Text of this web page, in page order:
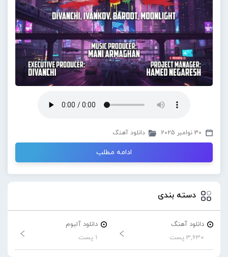
30 نوامبر 2025 دانلود آهنگ
ادامه مطلب
دسته بندی
دانلود آهنگ
3,630 پست
دانلود آلبوم
1 پست